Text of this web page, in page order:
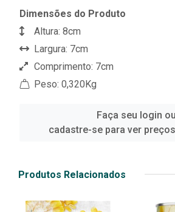
Dimensões do Produto
Altura: 8cm
Largura: 7cm
Comprimento: 7cm
Peso: 0,320Kg
Faça seu login ou
cadastre-se para ver
Produtos Relacionados